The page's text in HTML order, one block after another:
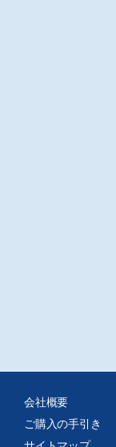
会社概要
ご購入の手引き